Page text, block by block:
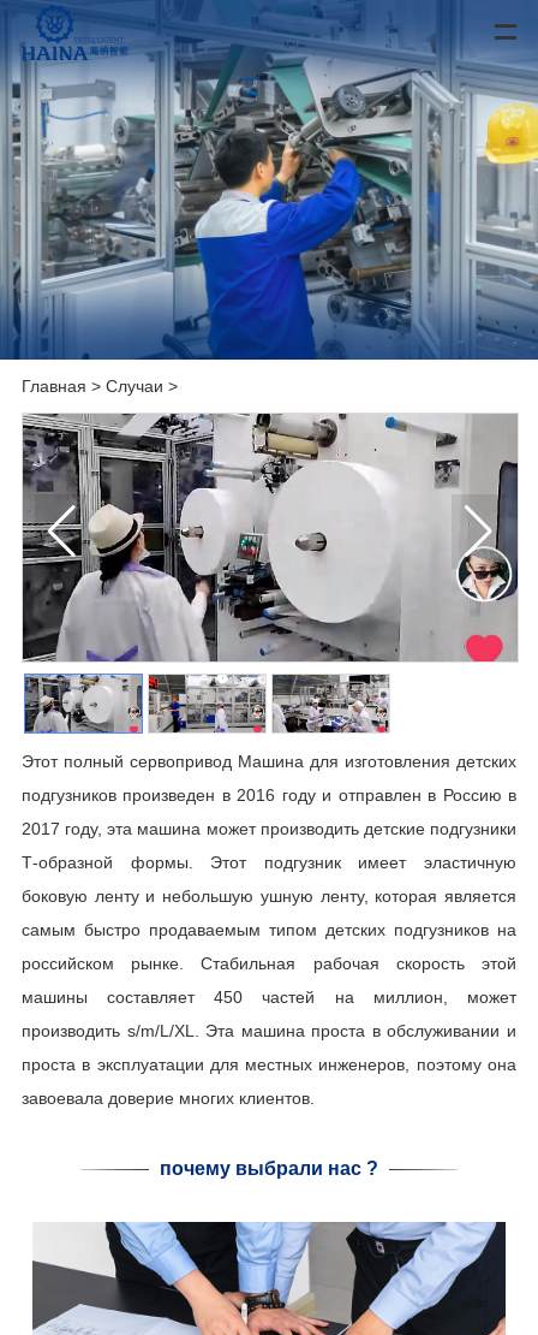
Главная > Случаи >
Этот полный сервопривод Машина для изготовления детских
подгузников произведен в 2016 году и отправлен в Россию в
2017 году, эта машина может производить детские подгузники
Т-образной формы. Этот подгузник имеет эластичную
боковую ленту и небольшую ушную ленту, которая является
самым быстро продаваемым типом детских подгузников на
российском рынке. Стабильная рабочая скорость этой
машины составляет 450 частей на миллион, может
производить s/m/L/XL. Эта машина проста в обслуживании и
проста в эксплуатации для местных инженеров, поэтому она
завоевала доверие многих клиентов.
почему выбрали нас ?